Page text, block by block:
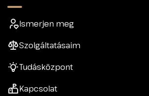
Ismerjen meg
Szolgáltatásaim
Tudásközpont
Kapcsolat